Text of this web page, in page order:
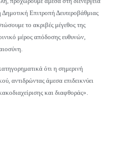
Δημοτική Επιτροπή Δευτεροβάθμιας
το ακριβές μέγεθος της
μέρος απόδοσης ευθυνών,
ότι η σημερινή
αντιδρώντας άμεσα επιδεικνύει
και διαφθοράς».